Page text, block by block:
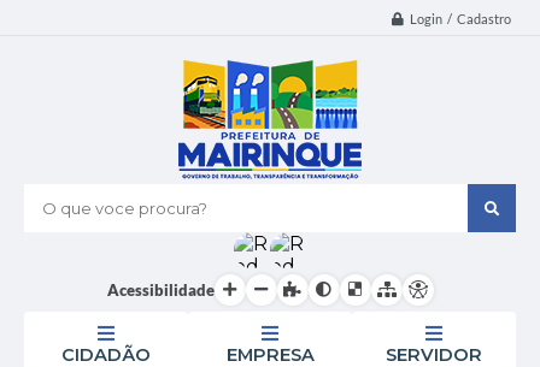
Login / Cadastro
O que voce procura?
Acessibilidade
CIDADÃO EMPRESA SERVIDOR